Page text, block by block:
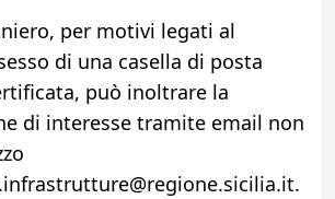
per motivi legati al
di una casella di posta
può inoltrare la
di interesse tramite email non